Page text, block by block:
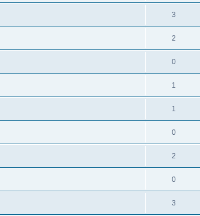
3
2
0
1
1
0
2
0
3